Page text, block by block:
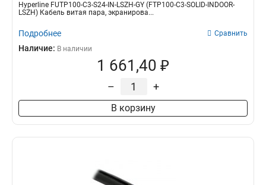
Hyperline FUTP100-C3-S24-IN-LSZH-GY (FTP100-C3-SOLID-INDOOR-
LSZH) Кабель витая пара, экранирова...
Подробнее Сравнить
Наличие: В наличии
1 661,40 ₽
– +
В корзину